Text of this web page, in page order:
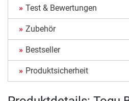
Test & Bewertungen
Zubehör
Bestseller
Produktsicherheit